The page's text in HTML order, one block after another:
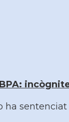
ha